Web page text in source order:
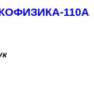
110А